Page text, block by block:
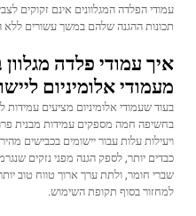
עמודי הפלדה המגלוונים אינם זקוקים
תכונות ההגנה שלהם במשך עשורים ללא
איך עמודי פלדה
מעמודי אלומיניום
בעוד שעמודי אלומיניום מציעים עמידות
בחשיפה חמה מספקים עמידות מבנית
ויעילות עלות עבור יישומים בכבישים
כבדים יותר, לספק הגנה מפני נזקים
שברי חומר, ולתת ערך ארוך טווח טוב
למחזור בסוף תקופת השימוש.